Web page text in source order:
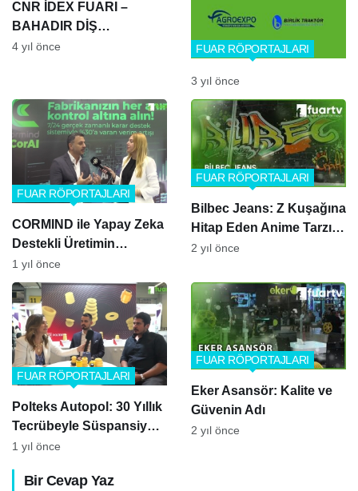
CNR İDEX FUARI –
BAHADIR DİŞ
MALZEMELERİ
4 yıl önce FUAR RÖPORTAJLARI
3 yıl önce
CORMIND ile Yapay Zeka
Destekli Üretimin
Geleceği Başladı!
FUAR RÖPORTAJLARI
1 yıl önce
Bilbec Jeans: Z Kuşağına
Hitap Eden Anime Tarzı
Ürünler ile Dünya
FUAR RÖPORTAJLARI
2 yıl önce
Polteks Autopol: 30 Yıllık
Tecrübeyle Süspansiyon
Sistemlerinde Yerli ve
FUAR RÖPORTAJLARI
1 yıl önce
Eker Asansör: Kalite ve
Güvenin Adı
FUAR RÖPORTAJLARI
2 yıl önce
Bir Cevap Yaz